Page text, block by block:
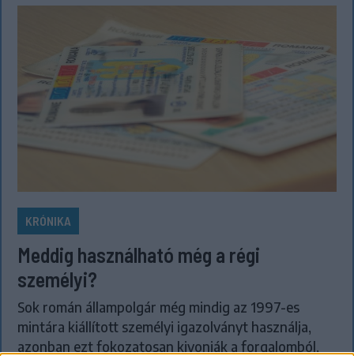
KRÓNIKA
Meddig használható még a régi
személyi?
Sok román állampolgár még mindig az 1997-es
mintára kiállított személyi igazolványt használja,
azonban ezt fokozatosan kivonják a forgalomból,